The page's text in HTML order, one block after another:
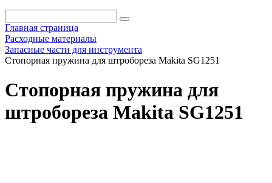
Главная страница
Расходные материалы
Запасные части для инструмента
Стопорная пружина для штробореза Makita SG1251
Стопорная пружина для
штробореза Makita SG1251